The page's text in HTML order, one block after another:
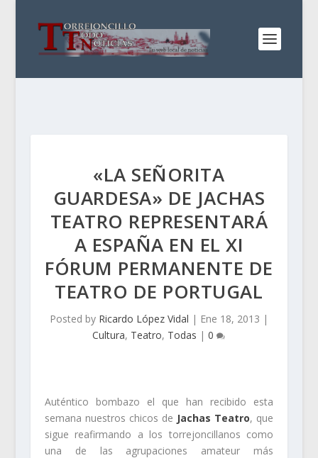
«LA SEÑORITA
GUARDESA» DE JACHAS
TEATRO REPRESENTARÁ
A ESPAÑA EN EL XI
FÓRUM PERMANENTE DE
TEATRO DE PORTUGAL
Posted by Ricardo López Vidal | Ene 18, 2013 |
Cultura, Teatro, Todas |0
Auténtico bombazo el que han recibido esta
semana nuestros chicos de Jachas Teatro, que
sigue reafirmando a los torrejoncillanos como
una de las agrupaciones amateur más